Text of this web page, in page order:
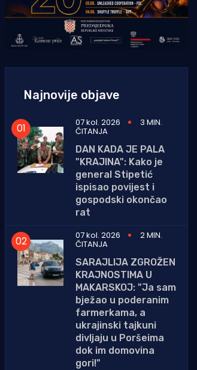
Najnovije objave
07 kol. 2026 3 MIN.
ČITANJA
DAN KADA JE PALA
"KRAJINA": Kako je
general Stipetić
ispisao povijest i
gospodski okončao
rat
07 kol. 2026
2 MIN.
ČITANJA
SARAJLIJA ZGROŽEN
KRAJNOSTIMA U
MAKARSKOJ: "Ja sam
bježao u poderanim
farmerkama, a
ukrajinski tajkuni
divljaju u Poršeima
dok im domovina
gori!"